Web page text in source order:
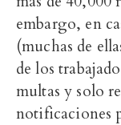
embargo, en
(muchas de
de los
multas y solo
notificaciones